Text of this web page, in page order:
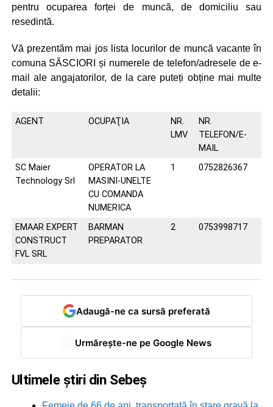
pentru ocuparea forței de muncă, de domiciliu sau
resedintă.
Vă prezentăm mai jos lista locurilor de muncă vacante în
comuna SĂSCIORI și numerele de telefon/adresele de e-
mail ale angajatorilor, de la care puteți obține mai multe
detalii:
AGENT OCUPAŢIA
NR.
LMV
NR.
TELEFON/E-
MAIL
SC Maier
Technology Srl
OPERATOR LA
MASINI-UNELTE
CU COMANDA
NUMERICA
1 0752826367
EMAAR EXPERT
CONSTRUCT
FVL SRL
BARMAN
PREPARATOR
2 0753998717
Adaugă-ne ca sursă preferată
Urmărește-ne pe Google News
Ultimele știri din Sebeș